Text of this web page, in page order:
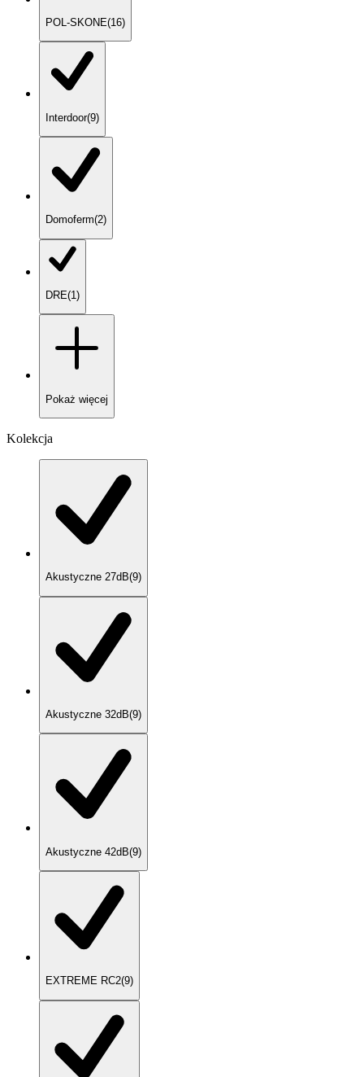
POL-SKONE(16)
Interdoor(9)
Domoferm(2)
DRE(1)
Pokaż więcej
Kolekcja
Akustyczne 27dB(9)
Akustyczne 32dB(9)
Akustyczne 42dB(9)
EXTREME RC2(9)